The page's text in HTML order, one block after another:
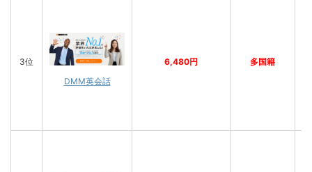
3位
DMM英会話
6,480円 多国籍